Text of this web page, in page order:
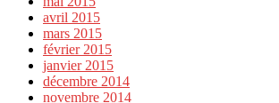
avril 2015
mars 2015
février 2015
janvier 2015
décembre 2014
novembre 2014